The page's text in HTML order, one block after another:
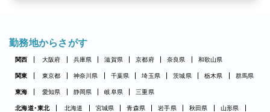
勤務地からさがす
関西 大阪府 兵庫県 滋賀県 京都府 奈良県 和歌山県
関東 東京都 神奈川県 千葉県 埼玉県 茨城県 栃木県 群馬県
東海 愛知県 静岡県 岐阜県 三重県
北海道・東北 北海道 宮城県 青森県 岩手県 秋田県
山形県